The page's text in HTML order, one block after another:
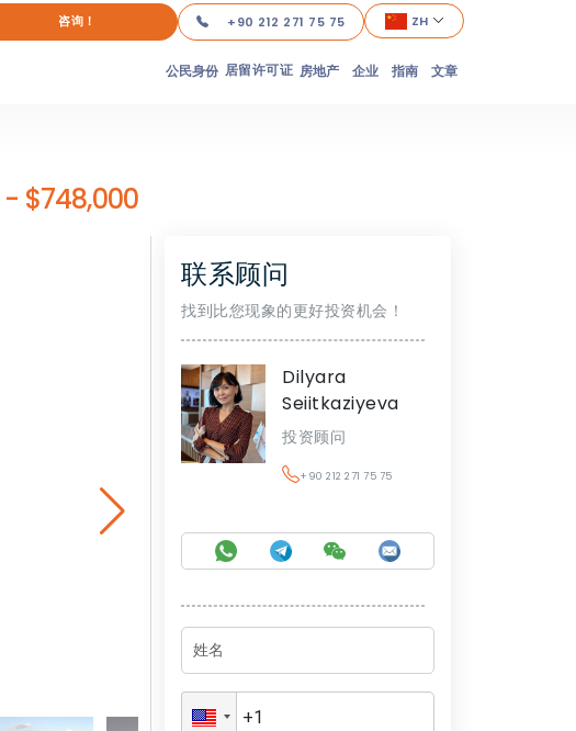
咨询！ +90 212 271 75 75 ZH
公民身份 居留许可证 房地产 企业 指南 文章
- $748,000
联系顾问
找到比您现象的更好投资机会！
Dilyara
Seiitkaziyeva
投资顾问
+90 212 271 75 75